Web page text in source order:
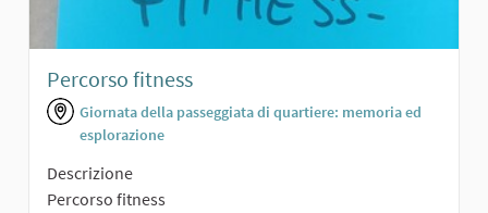
Percorso fitness
Giornata della passeggiata di quartiere: memoria ed
esplorazione
Descrizione
Percorso fitness